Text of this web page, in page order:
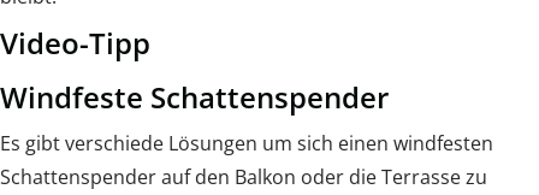
Video-Tipp
Windfeste Schattenspender
Es gibt verschiede Lösungen um sich einen windfesten
Schattenspender auf den Balkon oder die Terrasse zu